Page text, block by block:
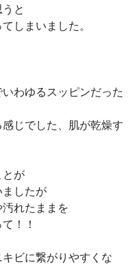
と
しまいました。
わゆるスッピンだった
感じでした、肌が乾燥す
とが
したが
れたままを
！！
ビに繋がりやすくな